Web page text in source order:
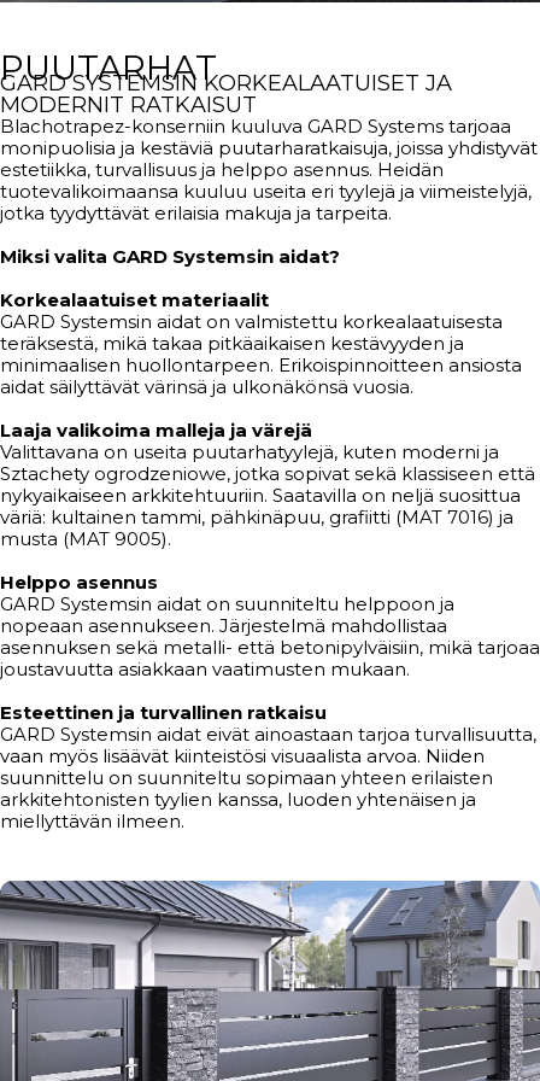
PUUTARHAT
GARD SYSTEMSIN KORKEALAATUISET JA
MODERNIT RATKAISUT
Blachotrapez-konserniin kuuluva GARD Systems tarjoaa
monipuolisia ja kestäviä puutarharatkaisuja, joissa yhdistyvät
estetiikka, turvallisuus ja helppo asennus. Heidän
tuotevalikoimaansa kuuluu useita eri tyylejä ja viimeistelyjä,
jotka tyydyttävät erilaisia ​​makuja ja tarpeita.
Miksi valita GARD Systemsin aidat?
Korkealaatuiset materiaalit
GARD Systemsin aidat on valmistettu korkealaatuisesta
teräksestä, mikä takaa pitkäaikaisen kestävyyden ja
minimaalisen huollontarpeen. Erikoispinnoitteen ansiosta
aidat säilyttävät värinsä ja ulkonäkönsä vuosia.
Laaja valikoima malleja ja värejä
Valittavana on useita puutarhatyylejä, kuten moderni ja
Sztachety ogrodzeniowe, jotka sopivat sekä klassiseen että
nykyaikaiseen arkkitehtuuriin. Saatavilla on neljä suosittua
väriä: kultainen tammi, pähkinäpuu, grafiitti (MAT 7016) ja
musta (MAT 9005).
Helppo asennus
GARD Systemsin aidat on suunniteltu helppoon ja
nopeaan asennukseen. Järjestelmä mahdollistaa
asennuksen sekä metalli- että betonipylväisiin, mikä tarjoaa
joustavuutta asiakkaan vaatimusten mukaan.
Esteettinen ja turvallinen ratkaisu
GARD Systemsin aidat eivät ainoastaan ​​tarjoa turvallisuutta,
vaan myös lisäävät kiinteistösi visuaalista arvoa. Niiden
suunnittelu on suunniteltu sopimaan yhteen erilaisten
arkkitehtonisten tyylien kanssa, luoden yhtenäisen ja
miellyttävän ilmeen.